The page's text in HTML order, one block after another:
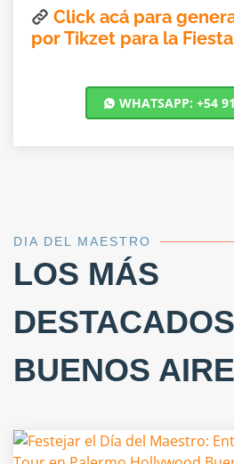
Click acá para
por Tikzet para la
WHATSAPP: +54
DIA DEL MAESTRO
LOS MÁS
BUENOS